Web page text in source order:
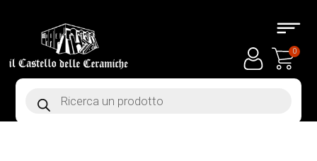
0